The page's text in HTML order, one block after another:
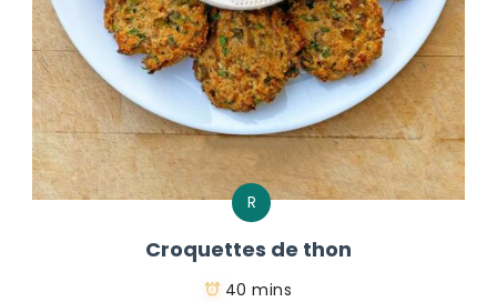
R
Croquettes de thon
40 mins